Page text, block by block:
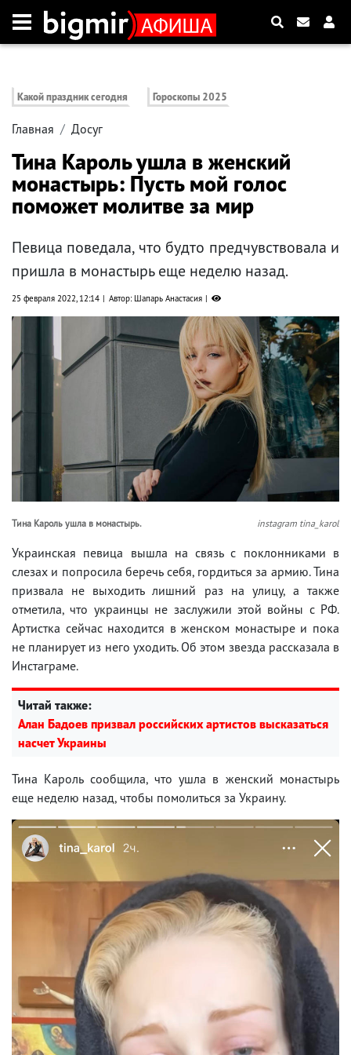
Какой праздник сегодня Гороскопы 2025
Главная Досуг
Тина Кароль ушла в женский
монастырь: Пусть мой голос
поможет молитве за мир
Певица поведала, что будто предчувствовала и
пришла в монастырь еще неделю назад.
25 февраля 2022, 12:14 Автор: Шапарь Анастасия
Тина Кароль ушла в монастырь. instagram tina_karol
Украинская певица вышла на связь с поклонниками в
слезах и попросила беречь себя, гордиться за армию. Тина
призвала не выходить лишний раз на улицу, а также
отметила, что украинцы не заслужили этой войны с РФ.
Артистка сейчас находится в женском монастыре и пока
не планирует из него уходить. Об этом звезда рассказала в
Инстаграме.
Читай также:
Алан Бадоев призвал российских артистов высказаться
насчет Украины
Тина Кароль сообщила, что ушла в женский монастырь
еще неделю назад, чтобы помолиться за Украину.